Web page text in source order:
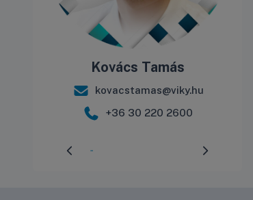
Kovács Tamás
kovacstamas@viky.hu
+36 30 220 2600